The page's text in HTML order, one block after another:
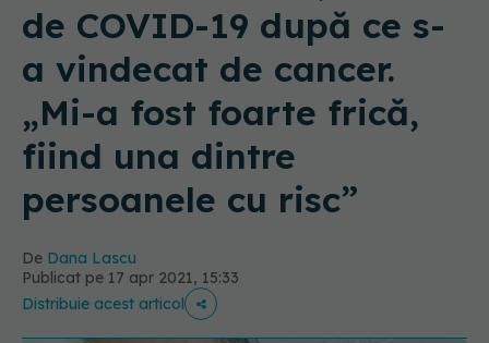
de COVID-19 după ce s-
a vindecat de cancer.
„Mi-a fost foarte frică,
fiind una dintre
persoanele cu risc”
De Dana Lascu
Publicat pe 17 apr 2021, 15:33
Distribuie acest articol